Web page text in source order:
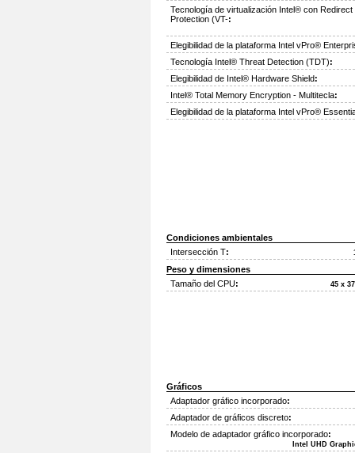
Tecnología de virtualización Intel® con Redirect
Protection (VT-:
Elegibilidad de la plataforma Intel vPro®
Tecnología Intel® Threat Detection (TDT):
Elegibilidad de Intel® Hardware Shield:
Intel® Total Memory Encryption - Multitecla:
Elegibilidad de la plataforma Intel vPro®
Condiciones ambientales
Intersección T:
Peso y dimensiones
Tamaño del CPU: 45 x
Gráficos
Adaptador gráfico incorporado:
Adaptador de gráficos discreto:
Modelo de adaptador gráfico incorporado:
Intel UHD